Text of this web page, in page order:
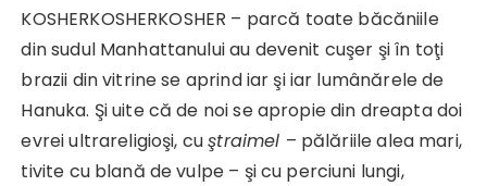
KOSHERKOSHERKOSHER – parcă toate băcăniile
din sudul Manhattanului au devenit cuşer şi în toţi
brazii din vitrine se aprind iar şi iar lumânărele de
Hanuka. Şi uite că de noi se apropie din dreapta doi
evrei ultrareligioşi, cuştrai­mel – pălăriile alea mari,
tivite cu blană de vulpe – şi cu per­ciuni lungi,